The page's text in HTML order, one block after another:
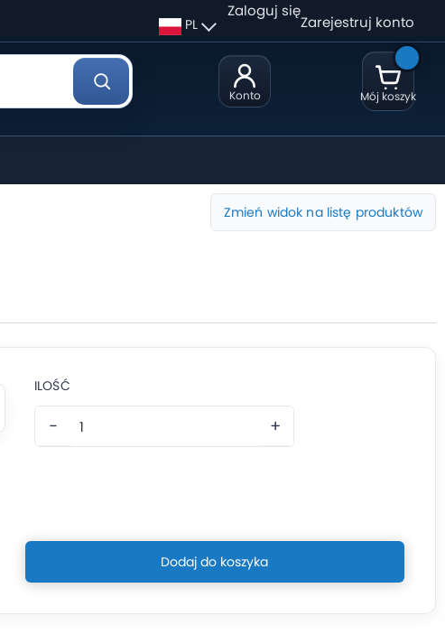
Konto
PL
Zaloguj się
Zarejestruj konto
Mój koszyk
Zmień widok na listę produktów
ILOŚĆ
− +
Dodaj do koszyka